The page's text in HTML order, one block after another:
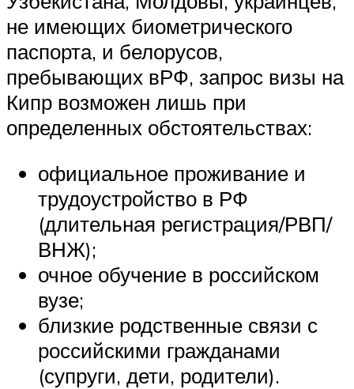
не имеющих биометрического
паспорта, и белорусов,
пребывающих вРФ, запрос визы на
Кипр возможен лишь при
определенных обстоятельствах:
официальное проживание и
трудоустройство в РФ
(длительная регистрация/РВП/
ВНЖ);
очное обучение в российском
вузе;
близкие родственные связи с
российскими гражданами
(супруги, дети, родители).